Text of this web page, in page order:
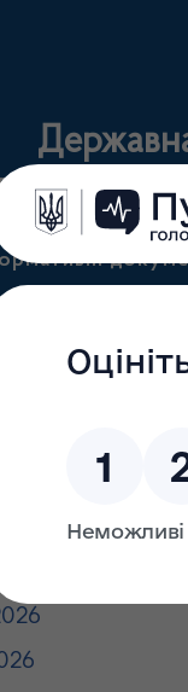
торгівля
імпорт
(крім АФІ)